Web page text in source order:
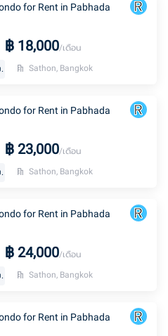
for Rent in Pabhada
฿ 18,000/เดือน
Sathon, Bangkok
for Rent in Pabhada
฿ 23,000/เดือน
Sathon, Bangkok
for Rent in Pabhada
฿ 24,000/เดือน
Sathon, Bangkok
for Rent in Pabhada